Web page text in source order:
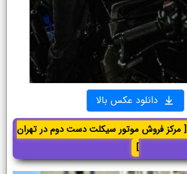
دانلود عکس بالا
[ مرکز فروش موتور سیکلت دست دوم در تهران
]